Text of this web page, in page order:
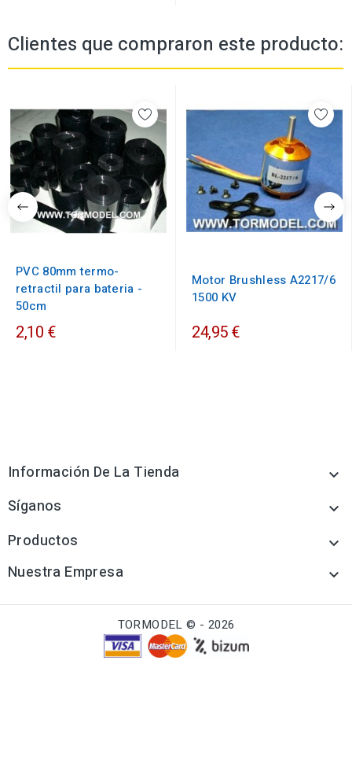
Clientes que compraron este producto:
PVC 80mm termo-
retractil para bateria -
50cm
2,10 €
Motor Brushless A2217/6
1500 KV
24,95 €
Información De La Tienda 
Síganos 
Productos 
Nuestra Empresa 
TORMODEL © - 2026